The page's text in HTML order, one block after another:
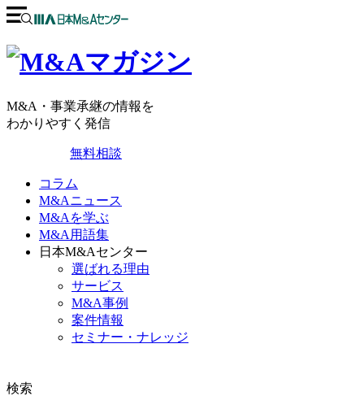
M&A・事業承継の情報を
わかりやすく発信
無料相談
コラム
M&Aニュース
M&Aを学ぶ
M&A用語集
日本M&Aセンター
選ばれる理由
サービス
M&A事例
案件情報
セミナー・ナレッジ
検索